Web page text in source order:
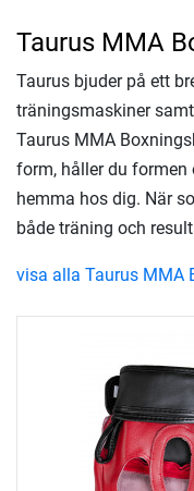
Taurus MMA
Taurus bjuder på ett
träningsmaskiner
Taurus MMA
form, håller du
hemma hos dig. När
både träning och
visa alla Taurus MMA